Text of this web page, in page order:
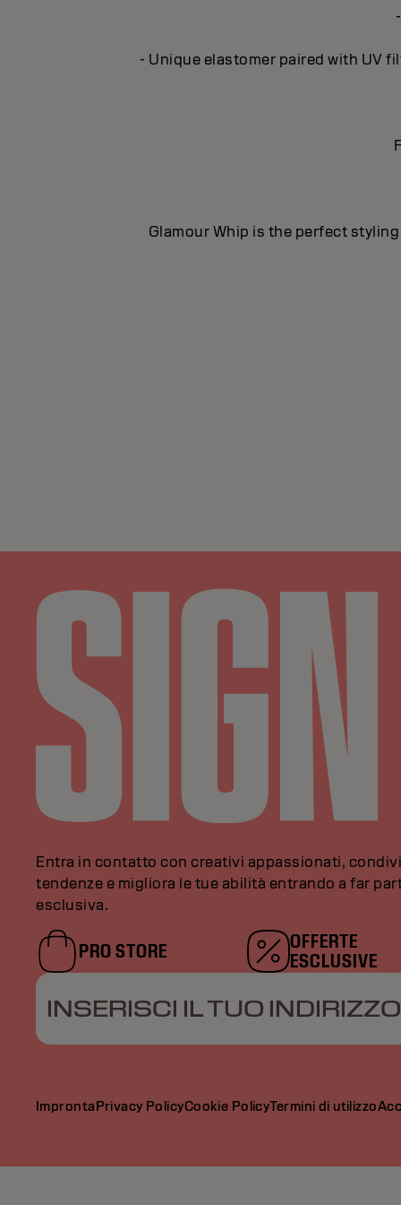
- Unique elastomer paired with UV
Glamour Whip is the perfect
Entra in contatto con creativi appassionati,
tendenze e migliora le tue abilità entrando a far
esclusiva.
PRO STORE
OFFERTE
ESCLUSIVE
INSERISCI IL TUO
ImprontaPrivacy PolicyCookie PolicyTermini di utilizzo